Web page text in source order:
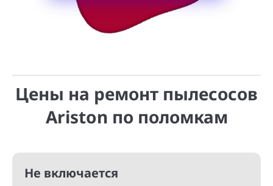
Цены на ремонт пылесосов
Ariston по поломкам
Не включается